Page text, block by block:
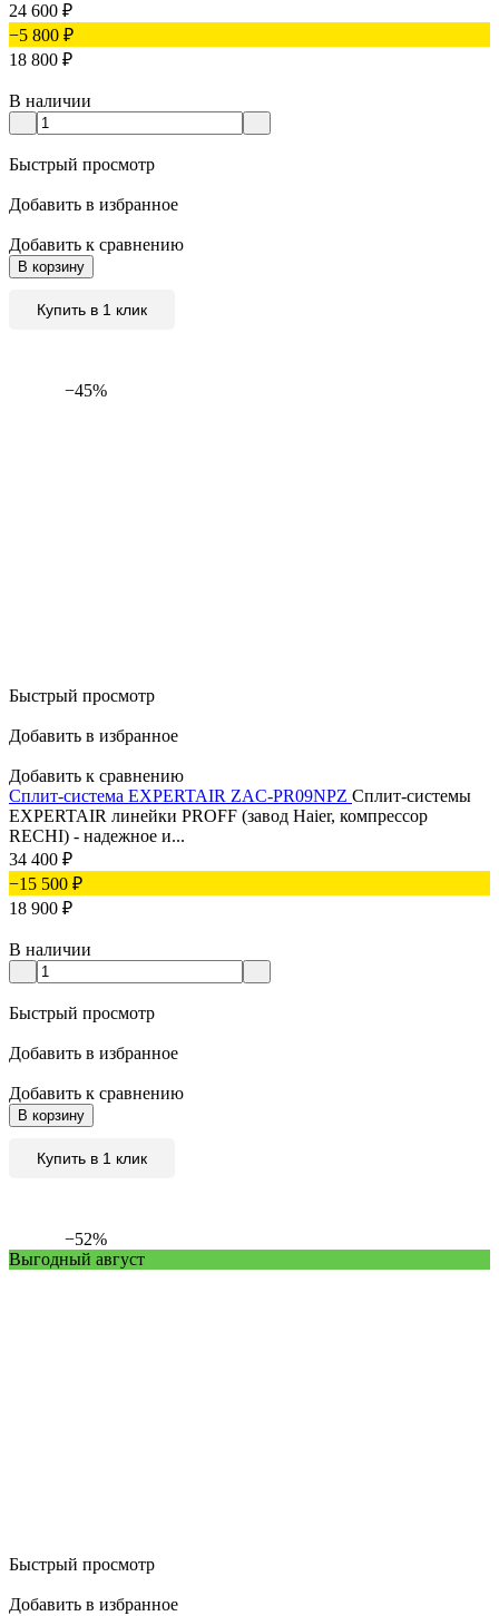
24 600 ₽
−5 800 ₽
18 800 ₽
В наличии
Быстрый просмотр
Добавить в избранное
Добавить к сравнению
В корзину
Купить в 1 клик
−45%
Быстрый просмотр
Добавить в избранное
Добавить к сравнению
Сплит-система EXPERTAIR ZAC-PR09NPZ Сплит-системы
EXPERTAIR линейки PROFF (завод Haier, компрессор
RECHI) - надежное и...
34 400 ₽
−15 500 ₽
18 900 ₽
В наличии
Быстрый просмотр
Добавить в избранное
Добавить к сравнению
В корзину
Купить в 1 клик
−52%
Выгодный август
Быстрый просмотр
Добавить в избранное